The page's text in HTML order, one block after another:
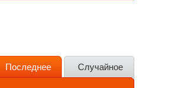
Последнее Случайное